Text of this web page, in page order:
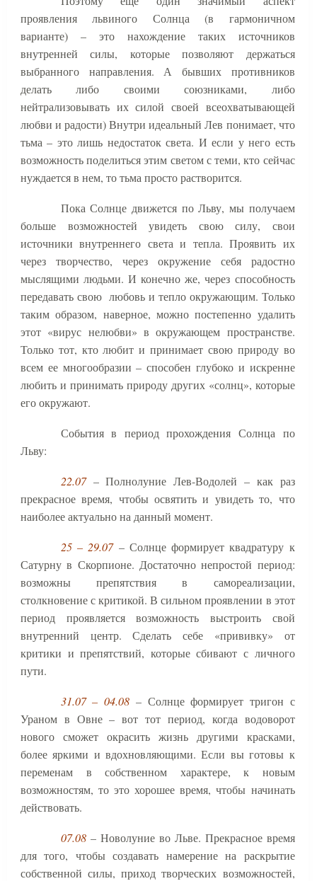
проявления львиного Солнца (в гармоничном
варианте) – это нахождение таких источников
внутренней силы, которые позволяют держаться
выбранного направления. А бывших противников
делать либо своими союзниками, либо
нейтрализовывать их силой своей всеохватывающей
любви и радости) Внутри идеальный Лев понимает, что
тьма – это лишь недостаток света. И если у него есть
возможность поделиться этим светом с теми, кто сейчас
нуждается в нем, то тьма просто растворится.
Пока Солнце движется по Льву, мы получаем
больше возможностей увидеть свою силу, свои
источники внутреннего света и тепла. Проявить их
через творчество, через окружение себя радостно
мыслящими людьми. И конечно же, через способность
передавать свою любовь и тепло окружающим. Только
таким образом, наверное, можно постепенно удалить
этот «вирус нелюбви» в окружающем пространстве.
Только тот, кто любит и принимает свою природу во
всем ее многообразии – способен глубоко и искренне
любить и принимать природу других «солнц», которые
его окружают.
События в период прохождения Солнца по
Льву:
22.07 – Полнолуние Лев-Водолей – как раз
прекрасное время, чтобы освятить и увидеть то, что
наиболее актуально на данный момент.
25 – 29.07 – Солнце формирует квадратуру к
Сатурну в Скорпионе. Достаточно непростой период:
возможны препятствия в самореализации,
столкновение с критикой. В сильном проявлении в этот
период проявляется возможность выстроить свой
внутренний центр. Сделать себе «прививку» от
критики и препятствий, которые сбивают с личного
пути.
31.07 – 04.08 – Солнце формирует тригон с
Ураном в Овне – вот тот период, когда водоворот
нового сможет окрасить жизнь другими красками,
более яркими и вдохновляющими. Если вы готовы к
переменам в собственном характере, к новым
возможностям, то это хорошее время, чтобы начинать
действовать.
07.08– Новолуние во Льве. Прекрасное время
для того, чтобы создавать намерение на раскрытие
собственной силы, приход творческих возможностей,